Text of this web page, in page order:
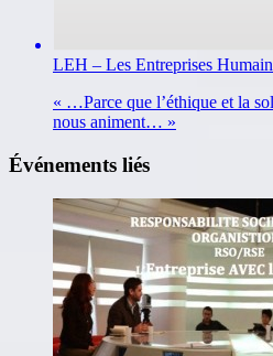
LEH – Les Entreprises
« …Parce que l’éthique et la
nous animent… »
Événements liés